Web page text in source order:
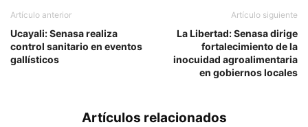
Artículo anterior
Ucayali: Senasa realiza
control sanitario en eventos
gallísticos
Artículo siguiente
La Libertad: Senasa dirige
fortalecimiento de la
inocuidad agroalimentaria
en gobiernos locales
Artículos relacionados